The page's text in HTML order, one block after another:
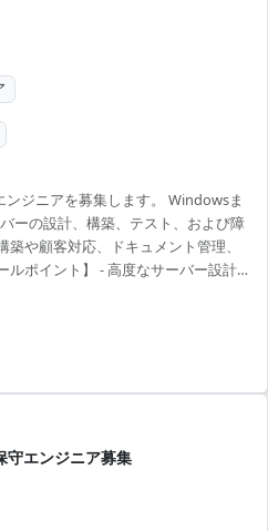
ジニアを募集します。 Windowsま
ーの設計、構築、テスト、および障
や顧客対応、ドキュメント管理、
ルポイント】 - 高度なサーバー設計
調作業を通じてスキルを磨くことが
合的なITスキルを獲得できます。 -
待できます。
守エンジニア募集